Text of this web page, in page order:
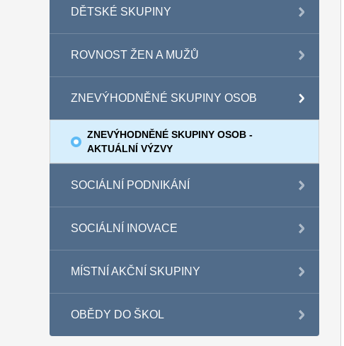
DĚTSKÉ SKUPINY
ROVNOST ŽEN A MUŽŮ
ZNEVÝHODNĚNÉ SKUPINY OSOB
ZNEVÝHODNĚNÉ SKUPINY OSOB -
AKTUÁLNÍ VÝZVY
SOCIÁLNÍ PODNIKÁNÍ
SOCIÁLNÍ INOVACE
MÍSTNÍ AKČNÍ SKUPINY
OBĚDY DO ŠKOL